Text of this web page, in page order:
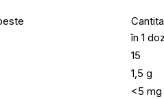
în 1
15
1,5 g
<5 mg